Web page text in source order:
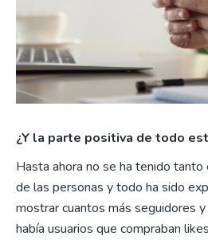
¿Y la parte positiva de todo
Hasta ahora no se ha tenido tanto
de las personas y todo ha sido
mostrar cuantos más seguidores
había usuarios que compraban